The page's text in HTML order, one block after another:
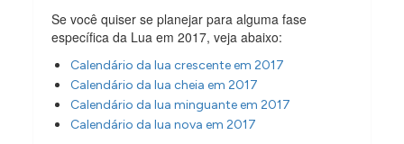
Se você quiser se planejar para alguma fase
específica da Lua em 2017, veja abaixo:
Calendário da lua crescente em 2017
Calendário da lua cheia em 2017
Calendário da lua minguante em 2017
Calendário da lua nova em 2017